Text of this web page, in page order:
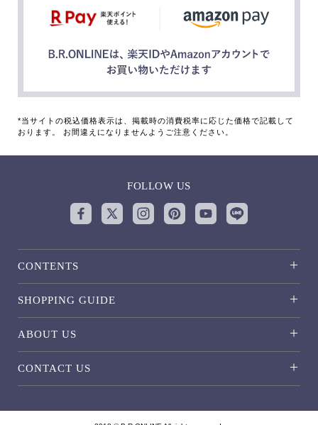
*当サイトの税込価格表示は、掲載時の消費税率に応じた価格で記載して
おります。 お間違えになりませんようご注意ください。
FOLLOW US
CONTENTS
SHOPPING GUIDE
ABOUT US
CONTACT US